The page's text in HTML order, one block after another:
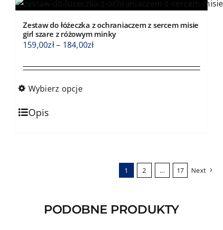
wariantów.
można
wybrać
stronie
produktu
Zestaw do łóżeczka z ochraniaczem z sercem misie
girl szare z różowym minky
159,00zł– 184,00złZakres
od
Wybierz opcje
Ten
produkt
Opis
1 2 … 17 Next
PODOBNE PRODUKTY